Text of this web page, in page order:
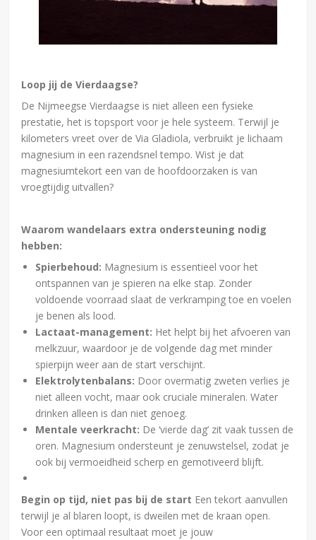
Loop jij de Vierdaagse?
De Nijmeegse Vierdaagse is niet alleen een fysieke
prestatie, het is topsport voor je hele systeem. Terwijl je
kilometers vreet over de Via Gladiola, verbruikt je lichaam
magnesium in een razendsnel tempo. Wist je dat
magnesiumtekort een van de hoofdoorzaken is van
vroegtijdig uitvallen?
Waarom wandelaars extra ondersteuning nodig
hebben:
Spierbehoud: Magnesium is essentieel voor het
ontspannen van je spieren na elke stap. Zonder
voldoende voorraad slaat de verkramping toe en voelen
je benen als lood.
Lactaat-management: Het helpt bij het afvoeren van
melkzuur, waardoor je de volgende dag met minder
spierpijn weer aan de start verschijnt.
Elektrolytenbalans: Door overmatig zweten verlies je
niet alleen vocht, maar ook cruciale mineralen. Water
drinken alleen is dan niet genoeg.
Mentale veerkracht: De ‘vierde dag’ zit vaak tussen de
oren. Magnesium ondersteunt je zenuwstelsel, zodat je
ook bij vermoeidheid scherp en gemotiveerd blijft.
Begin op tijd, niet pas bij de start Een tekort aanvullen
terwijl je al blaren loopt, is dweilen met de kraan open.
Voor een optimaal resultaat moet je jouw